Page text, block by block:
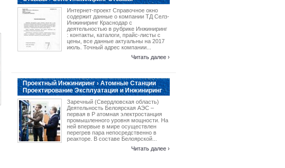
Интернет-проект Справочное окно
содержит данные о компании ТД Селз-
Инжиниринг Краснодар с
деятельностью в рубрике Инжиниринг
: контакты, каталоги, прайс-листы с
цены, все данные актуальны на 2017
июль. Точный адрес компании...
Читать далее ›
Проектный Инжиниринг › Атомные Станции
Проектирование Эксплуатация и Инжиниринг
Заречный (Свердловская область)
Деятельность Белоярская АЭС –
первая в Р атомная электростанция
промышленного уровня мощности. На
ней впервые в мире осуществлен
перегрев пара непосредственно в
реакторе. В составе Белоярской...
Читать далее ›